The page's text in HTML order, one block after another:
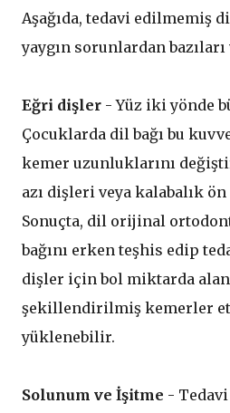
Aşağıda, tedavi edilmemiş
yaygın sorunlardan
Eğri dişler - Yüz iki yönde
Çocuklarda dil bağı bu
kemer uzunluklarını
azı dişleri veya kalabalık
Sonuçta, dil orijinal
bağını erken teşhis edip
dişler için bol miktarda
şekillendirilmiş kemerler
yüklenebilir.
Solunum ve İşitme -